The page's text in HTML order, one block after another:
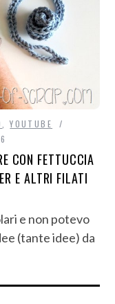
,YOUTUBE
CON FETTUCCIA
E ALTRI FILATI
e non potevo
(tante idee) da